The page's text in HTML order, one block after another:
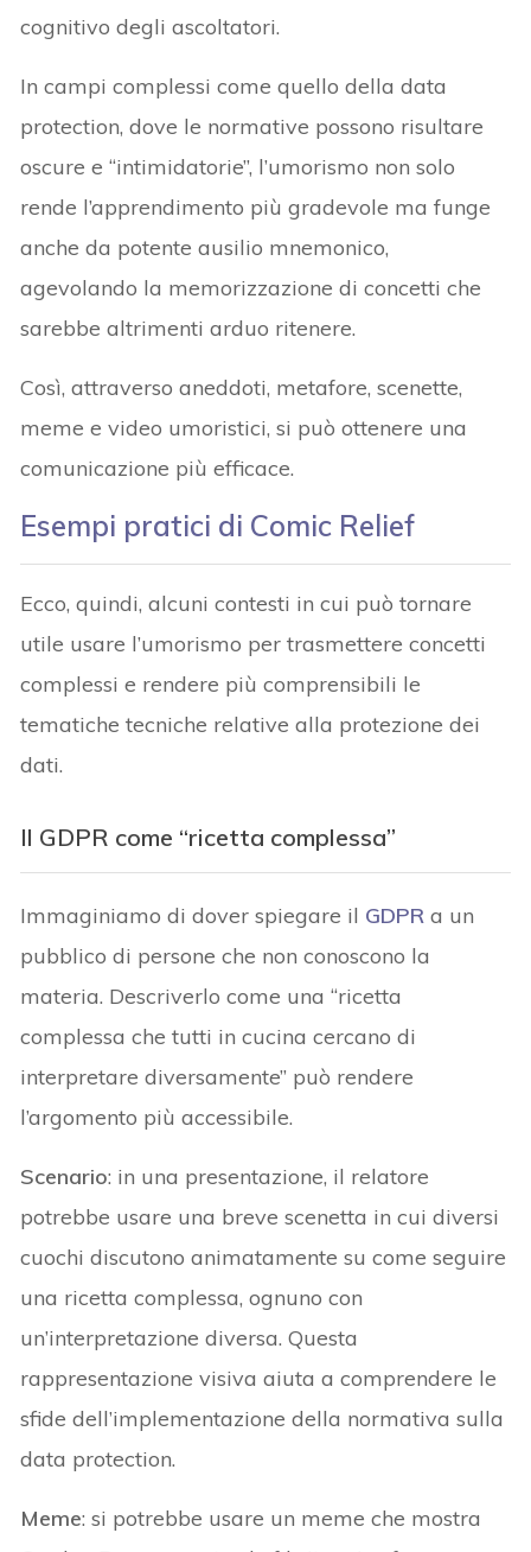
cognitivo degli ascoltatori.
In campi complessi come quello della data
protection, dove le normative possono risultare
oscure e “intimidatorie”, l’umorismo non solo
rende l’apprendimento più gradevole ma funge
anche da potente ausilio mnemonico,
agevolando la memorizzazione di concetti che
sarebbe altrimenti arduo ritenere.
Così, attraverso aneddoti, metafore, scenette,
meme e video umoristici, si può ottenere una
comunicazione più efficace.
Esempi pratici di Comic Relief
Ecco, quindi, alcuni contesti in cui può tornare
utile usare l’umorismo per trasmettere concetti
complessi e rendere più comprensibili le
tematiche tecniche relative alla protezione dei
dati.
Il GDPR come “ricetta complessa”
Immaginiamo di dover spiegare il GDPR a un
pubblico di persone che non conoscono la
materia. Descriverlo come una “ricetta
complessa che tutti in cucina cercano di
interpretare diversamente” può rendere
l’argomento più accessibile.
Scenario: in una presentazione, il relatore
potrebbe usare una breve scenetta in cui diversi
cuochi discutono animatamente su come seguire
una ricetta complessa, ognuno con
un’interpretazione diversa. Questa
rappresentazione visiva aiuta a comprendere le
sfide dell’implementazione della normativa sulla
data protection.
Meme: si potrebbe usare un meme che mostra